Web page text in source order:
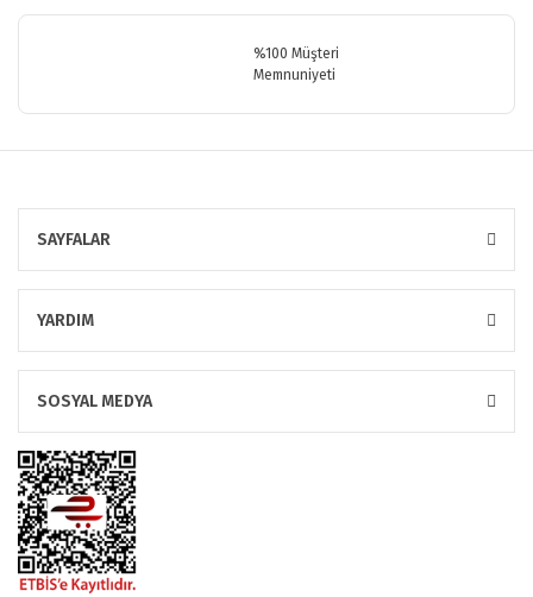
%100 Müşteri
Memnuniyeti
SAYFALAR
YARDIM
SOSYAL MEDYA